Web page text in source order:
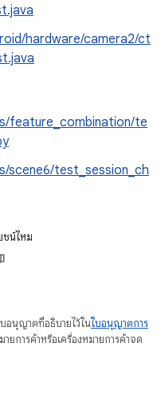
hardware/camera2/ct
feature_combination/te
scene6/test_session_ch
ชน์ไหม
อนุญาตที่อธิบายไว้ในใบอนุญาตการ
ยการค้าหรือเครื่องหมายการค้าจด